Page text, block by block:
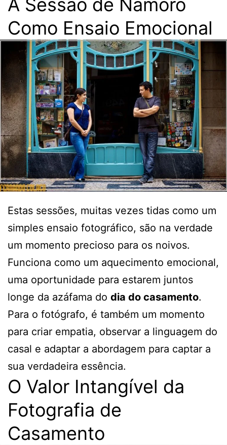
A Sessão de Namoro
Como Ensaio Emocional
Estas sessões, muitas vezes tidas como um
simples ensaio fotográfico, são na verdade
um momento precioso para os noivos.
Funciona como um aquecimento emocional,
uma oportunidade para estarem juntos
longe da azáfama do dia do casamento.
Para o fotógrafo, é também um momento
para criar empatia, observar a linguagem do
casal e adaptar a abordagem para captar a
sua verdadeira essência.
O Valor Intangível da
Fotografia de
Casamento